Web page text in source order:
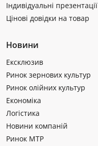
Індивідуальні презентації
Цінові довідки на товар
Новини
Ексклюзив
Ринок зернових культур
Ринок олійних культур
Економіка
Логістика
Новини компаній
Ринок МТР